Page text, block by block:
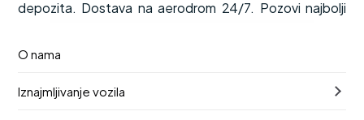
O nama
Iznajmljivanje vozila
depozita. Dostava na aerodrom 24/7. Pozovi najbolji
€57/ dan